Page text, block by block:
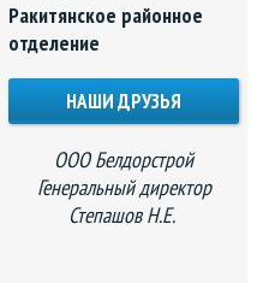
Ракитянское районное
отделение
НАШИ ДРУЗЬЯ
ООО Белдорстрой
Генеральный директор
Степашов Н.Е.